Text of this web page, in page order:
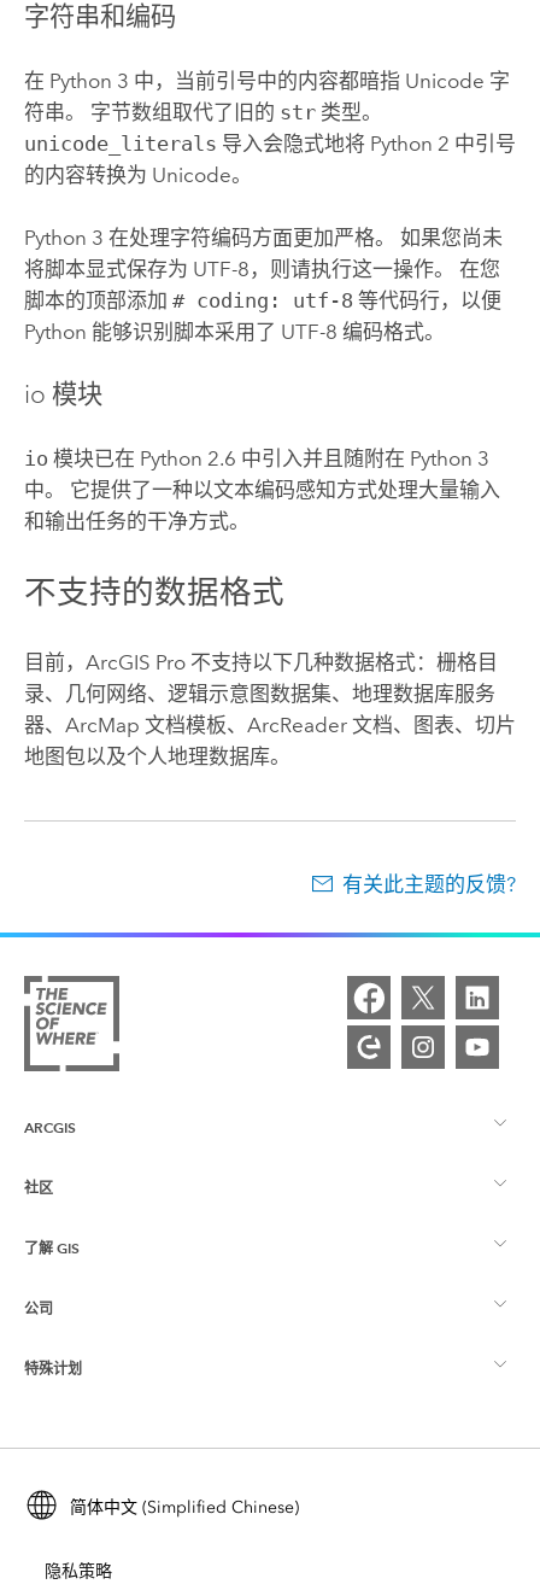
字符串和编码
在 Python 3 中，当前引号中的内容都暗指 Unicode 字
符串。 字节数组取代了旧的 str类型。
unicode_literals 导入会隐式地将 Python 2 中引号
的内容转换为 Unicode。
Python 3 在处理字符编码方面更加严格。 如果您尚未
将脚本显式保存为 UTF-8，则请执行这一操作。 在您
脚本的顶部添加 # coding: utf-8 等代码行，以便
Python 能够识别脚本采用了 UTF-8 编码格式。
io 模块
io 模块已在 Python 2.6 中引入并且随附在 Python 3
中。 它提供了一种以文本编码感知方式处理大量输入
和输出任务的干净方式。
不支持的数据格式
目前， ArcGIS Pro不支持以下几种数据格式：栅格目
录、几何网络、逻辑示意图数据集、地理数据库服务
器、 ArcMap 文档模板、 ArcReader文档、图表、切片
地图包以及个人地理数据库。
有关此主题的反馈?
ARCGIS
ArcGIS 概览
制图
社区
Esri 社区
ArcGIS 博客
用户研究和测试
Esri 年轻专家关系网
了解 GIS
什么是 GIS？
位置智能
培训
ArcUser
ArcNews
公司
关于 Esri
招贤纳士
开放视野
特殊计划
ArcGIS for Student Use
保护
简体中文 (Simplified Chinese)
隐私策略